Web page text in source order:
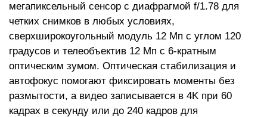
мегапиксельный сенсор с диафрагмой f/1.78 для
четких снимков в любых условиях,
сверхширокоугольный модуль 12 Мп с углом 120
градусов и телеобъектив 12 Мп с 6-кратным
оптическим зумом. Оптическая стабилизация и
автофокус помогают фиксировать моменты без
размытости, а видео записывается в 4K при 60
кадрах в секунду или до 240 кадров для